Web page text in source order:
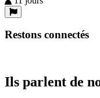
Restons connectés
Ils parlent de